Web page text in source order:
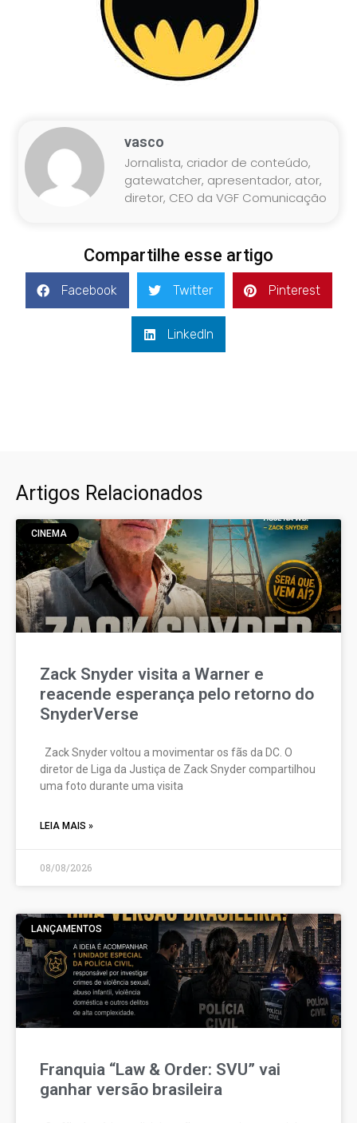
vasco
Jornalista, criador de conteúdo,
gatewatcher, apresentador, ator,
diretor, CEO da VGF Comunicação
Compartilhe esse artigo
Facebook Twitter Pinterest
LinkedIn
Artigos Relacionados
CINEMA
Zack Snyder visita a Warner e
reacende esperança pelo retorno do
SnyderVerse
Zack Snyder voltou a movimentar os fãs da DC. O
diretor de Liga da Justiça de Zack Snyder compartilhou
uma foto durante uma visita
LEIA MAIS »
08/08/2026
LANÇAMENTOS
Franquia “Law & Order: SVU” vai
ganhar versão brasileira